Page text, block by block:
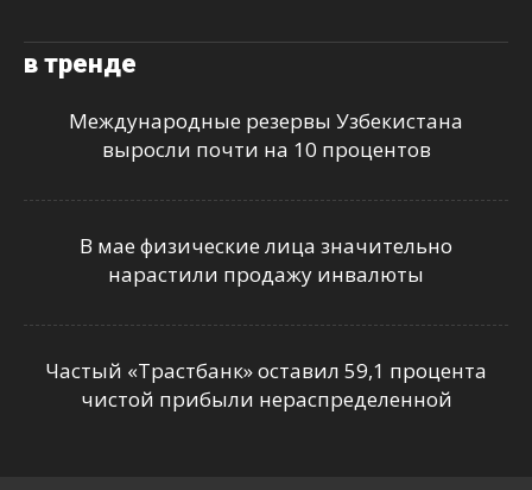
в тренде
Международные резервы Узбекистана
выросли почти на 10 процентов
В мае физические лица значительно
нарастили продажу инвалюты
Частый «Трастбанк» оставил 59,1 процента
чистой прибыли нераспределенной